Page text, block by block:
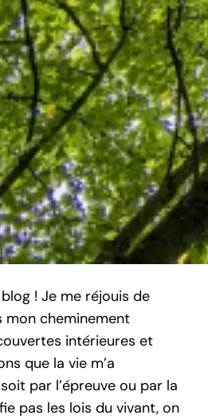
! Je me réjouis de
mon cheminement
intérieures et
que la vie m’a
par l’épreuve ou par la
pas les lois du vivant, on